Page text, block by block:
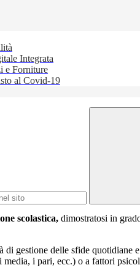
Integrata
e Forniture
al Covid-19
scolastica, dimostratosi in
di gestione delle sfide
i pari, ecc.) o a fattori